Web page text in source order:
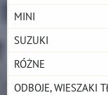
MINI
SUZUKI
RÓŻNE
ODBOJE, WIESZAKI